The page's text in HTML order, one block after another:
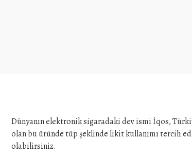
Dünyanın elektronik sigaradaki dev ismi İqos,
olan bu üründe tüp şeklinde likit kullanımı tercih
olabilirsiniz.